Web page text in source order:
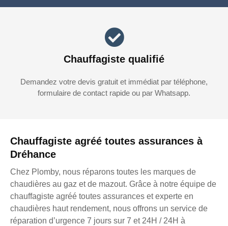
Chauffagiste agréé toutes assurances à
Dréhance
Chez Plomby, nous réparons toutes les marques de
chaudières au gaz et de mazout. Grâce à notre équipe de
chauffagiste agréé toutes assurances et experte en
chaudières haut rendement, nous offrons un service de
réparation d’urgence 7 jours sur 7 et 24H / 24H à
Chauffagiste qualifié
Demandez votre devis gratuit et immédiat par téléphone,
formulaire de contact rapide ou par Whatsapp.